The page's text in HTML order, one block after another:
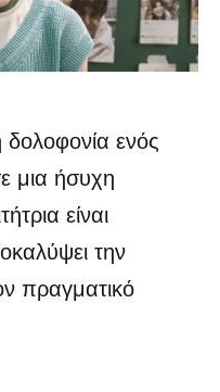
δολοφονία ενός
μια ήσυχη
είναι
την
πραγματικό